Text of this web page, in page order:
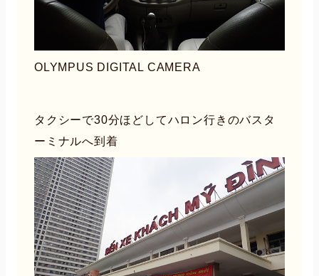
OLYMPUS DIGITAL CAMERA
タクシーで30分ほどしてハロン行きのバスタ
ーミナルへ到着